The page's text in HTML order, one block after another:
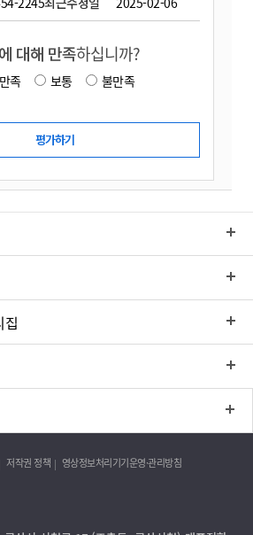
대해 만족하십니까?
만족 보통
불만족
저작권 정책 영상정보처리기기운영·관리방침